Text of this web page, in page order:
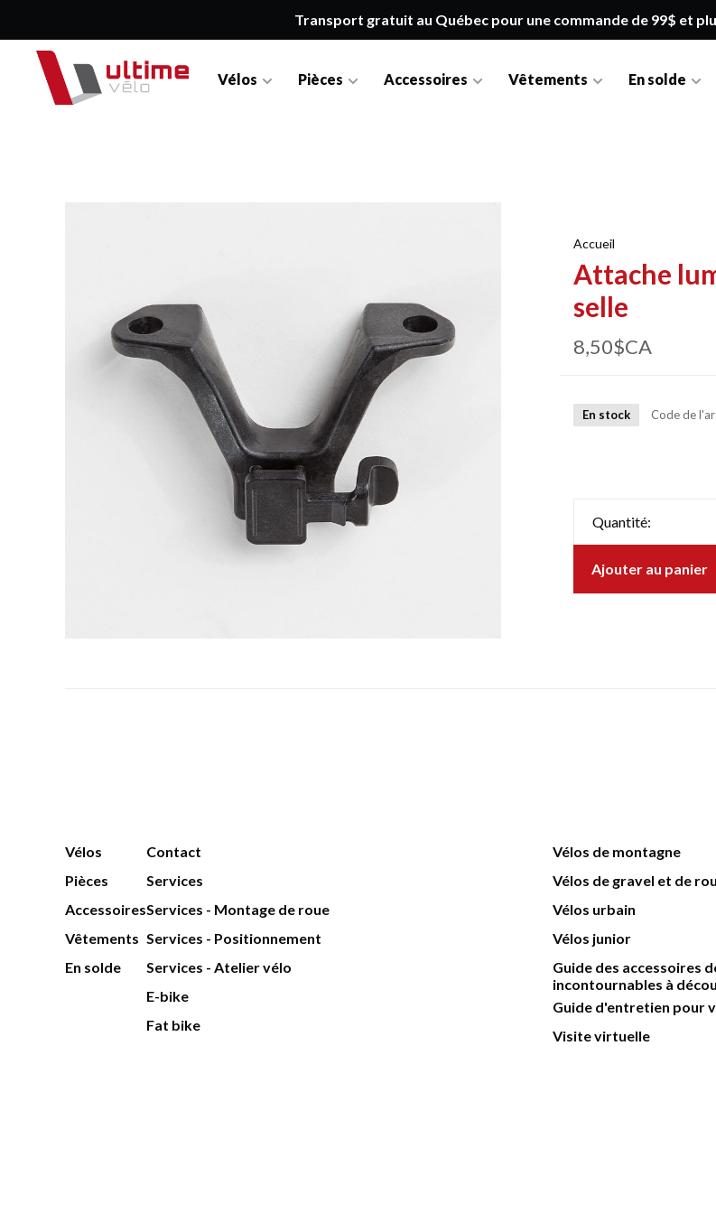
Transport gratuit au Québec pour une commande de 99$ et
Vélos Pièces Accessoires Vêtements En solde
Accueil
Attache
selle
8,50$CA
En stock Code de
Quantité:
Ajouter au panier
Vélos
Pièces
Accessoires
Vêtements
En solde
Contact
Services
Services - Montage de roue
Services - Positionnement
Services - Atelier vélo
E-bike
Fat bike
Vélos de montagne
Vélos de gravel et de
Vélos urbain
Vélos junior
Guide des accessoires
incontournables à
Guide d'entretien pour
Visite virtuelle